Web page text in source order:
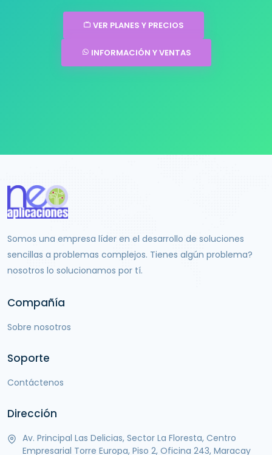
VER PLANES Y PRECIOS
INFORMACIÓN Y VENTAS
Somos una empresa líder en el desarrollo de soluciones
sencillas a problemas complejos. Tienes algún problema?
nosotros lo solucionamos por tí.
Compañía
Sobre nosotros
Soporte
Contáctenos
Dirección
Av. Principal Las Delicias, Sector La Floresta, Centro
Empresarial Torre Europa, Piso 2, Oficina 243, Maracay